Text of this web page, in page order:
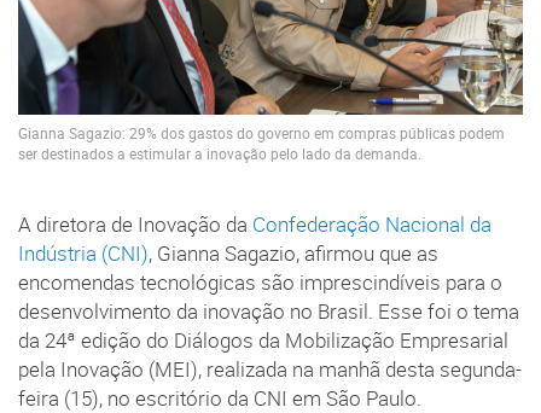
Gianna Sagazio: 29% dos gastos do governo em compras públicas podem
ser destinados a estimular a inovação pelo lado da demanda.
A diretora de Inovação da Confederação Nacional da
Indústria (CNI), Gianna Sagazio, afirmou que as
encomendas tecnológicas são imprescindíveis para o
desenvolvimento da inovação no Brasil. Esse foi o tema
da 24ª edição do Diálogos da Mobilização Empresarial
pela Inovação (MEI), realizada na manhã desta segunda-
feira (15), no escritório da CNI em São Paulo.